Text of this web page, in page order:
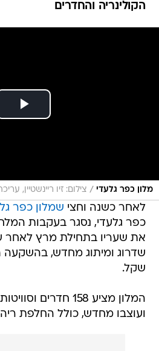
הקולינריה והחדרים
מלון כפר גלעדי / צילום: זיו ריינשטיין,
לאחר כשנה וחצי שמלון כפר
כפר גלעדי, נסגר בעקבות
את שעריו בתחילת מרץ לאחר
שקל.
המלון מציע 158
ועוצבו מחדש, כולל החלפת